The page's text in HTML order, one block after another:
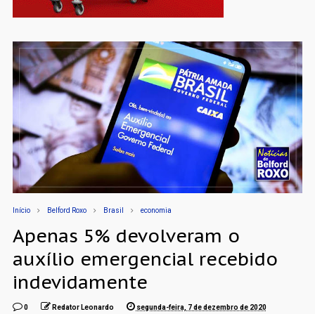
Início Belford Roxo Brasil economia
Apenas 5% devolveram o
auxílio emergencial recebido
indevidamente
0 Redator Leonardo segunda-feira, 7 de dezembro de 2020